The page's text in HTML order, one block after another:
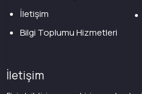
İletişim
Bilgi Toplumu Hizmetleri
İletişim